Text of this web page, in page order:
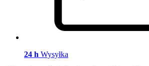
24 h Wysyłka